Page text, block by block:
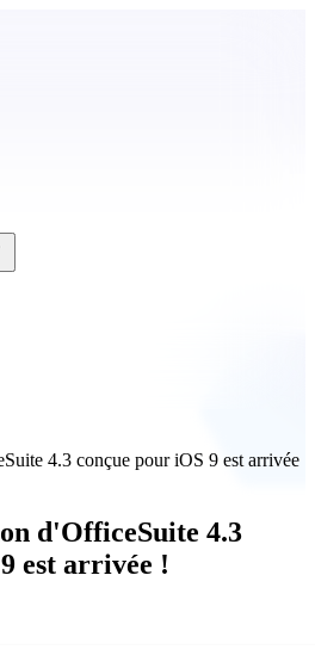
4.3 conçue pour iOS 9 est arrivée
d'OfficeSuite 4.3
est arrivée !